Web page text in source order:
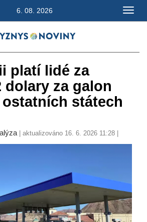
6. 08. 2026
platí lidé za
dolary za galon
státech
| aktualizováno 16. 6. 2026 11:28 |